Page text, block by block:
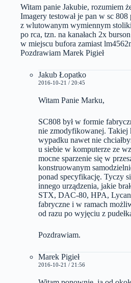
Witam panie Jakubie, rozumiem
Imagery testował je pan w sc
z wlutowanym wymiennym
po rca, tzn. na kanałach 2x
w miejscu bufora zamiast
Pozdrawiam Marek Pigieł
Jakub Łopatko
2016-10-21 / 20:45
Witam Panie Marku,
SC808 był w formie
nie zmodyfikowanej. Takiej
wypadku nawet nie
u siebie w komputerze ze
mocne sparzenie się w
konstruowanym
ponad specyfikację. Tyczy
innego urządzenia, jakie
STX, DAC-80, HPA,
fabryczne i w ramach
od razu po wyjęciu z
Pozdrawiam.
Marek Pigieł
2016-10-21 / 21:56